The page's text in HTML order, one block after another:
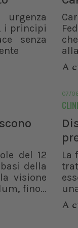
i principi
senza
A
del 12
della
visione
fino...
07/
La
A